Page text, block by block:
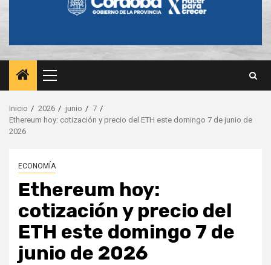
Menú
principal
Inicio 2026 junio
7
Ethereum hoy: cotización y precio del ETH este domingo 7 de junio de
2026
ECONOMÍA
Ethereum hoy:
cotización y precio del
ETH este domingo 7 de
junio de 2026